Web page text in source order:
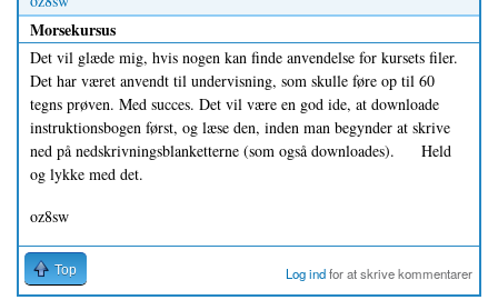
Morsekursus
Det vil glæde mig, hvis nogen kan finde anvendelse for kursets filer.
Det har været anvendt til undervisning, som skulle føre op til 60
tegns prøven. Med succes. Det vil være en god ide, at downloade
instruktionsbogen først, og læse den, inden man begynder at skrive
ned på nedskrivningsblanketterne (som også downloades). Held
og lykke med det.
oz8sw
Top Log indfor at skrive kommentarer